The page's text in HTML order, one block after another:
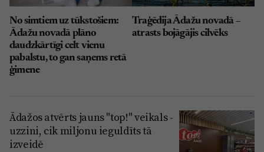
No simtiem uz tūkstošiem:
Ādažu novadā plāno
daudzkārtīgi celt vienu
pabalstu, to gan saņems retā
ģimene
Traģēdija Ādažu novadā –
atrasts bojāgājis cilvēks
Ādažos atvērts jauns "top!" veikals -
uzzini, cik miljonu ieguldīts tā
izveidē